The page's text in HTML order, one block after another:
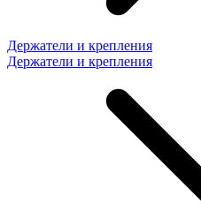
Держатели и крепления
Держатели и крепления